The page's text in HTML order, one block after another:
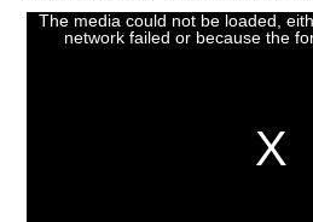
The media could not be loaded,
network failed or because the